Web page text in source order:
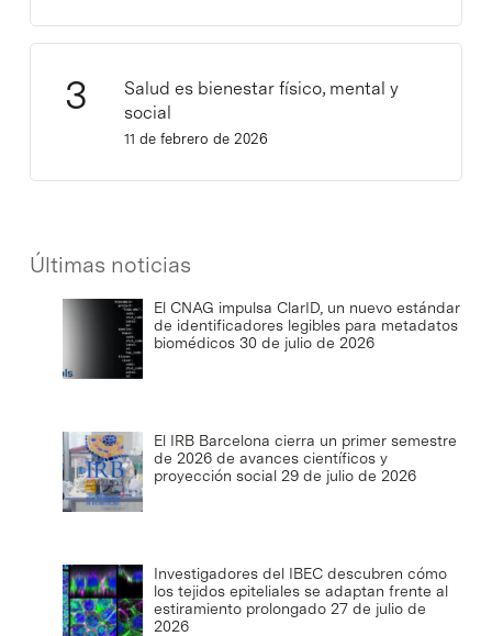
Salud es bienestar físico, mental y
social
11 de febrero de 2026
Últimas noticias
El CNAG impulsa ClarID, un nuevo estándar
de identificadores legibles para metadatos
biomédicos 30 de julio de 2026
El IRB Barcelona cierra un primer semestre
de 2026 de avances científicos y
proyección social 29 de julio de 2026
Investigadores del IBEC descubren cómo
los tejidos epiteliales se adaptan frente al
estiramiento prolongado 27 de julio de
2026